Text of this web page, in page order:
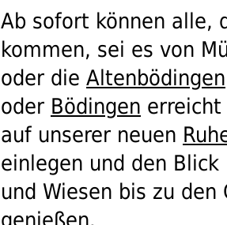
Ab sofort können alle,
kommen, sei es von
oder die Altenbödingen
oder Bödingen erreicht
auf unserer neuen
einlegen und den
und Wiesen bis zu
genießen.